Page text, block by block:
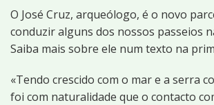
O José Cruz, arqueólogo, é o novo
conduzir alguns dos nossos passeios
Saiba mais sobre ele num texto na
«Tendo crescido com o mar e a serra
foi com naturalidade que o contacto